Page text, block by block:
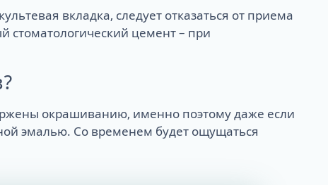
вкладка, следует отказаться от приема
стоматологический цемент – при
окрашиванию, именно поэтому даже если
эмалью. Со временем будет ощущаться